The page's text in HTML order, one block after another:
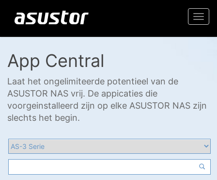
App Central
Laat het ongelimiteerde potentieel van de
ASUSTOR NAS vrij. De appicaties die
voorgeinstalleerd zijn op elke ASUSTOR NAS zijn
slechts het begin.